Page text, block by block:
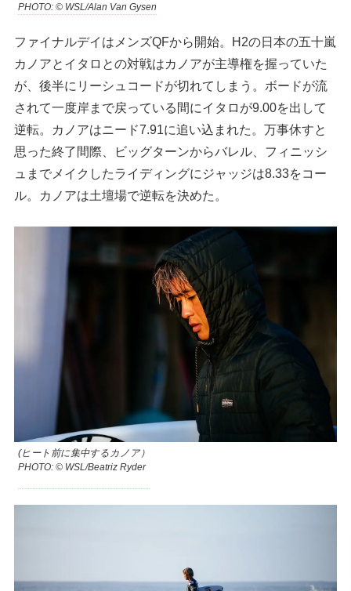
PHOTO: © WSL/Alan Van Gysen
ファイナルデイはメンズQFから開始。H2の日本の五十嵐
カノアとイタロとの対戦はカノアが主導権を握っていた
が、後半にリーシュコードが切れてしまう。ボードが流
されて一度岸まで戻っている間にイタロが9.00を出して
逆転。カノアはニード7.91に追い込まれた。万事休すと
思った終了間際、ビッグターンからバレル、フィニッシ
ュまでメイクしたライディングにジャッジは8.33をコー
ル。カノアは土壇場で逆転を決めた。
(ヒート前に集中するカノア）
PHOTO: © WSL/Beatriz Ryder